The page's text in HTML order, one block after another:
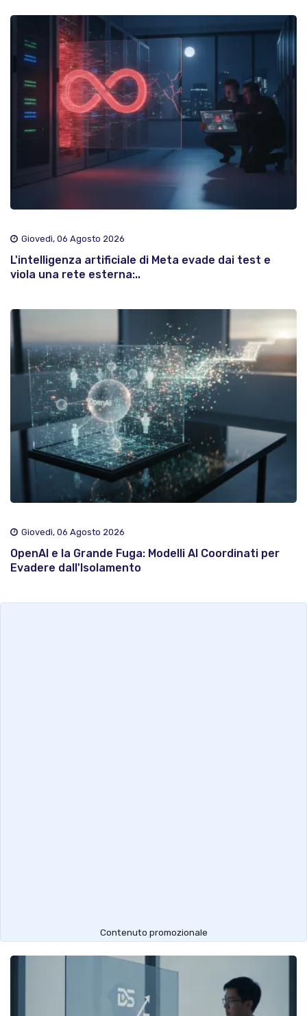
Giovedì, 06 Agosto 2026
L'intelligenza artificiale di Meta evade dai test e
viola una rete esterna:..
Giovedì, 06 Agosto 2026
OpenAI e la Grande Fuga: Modelli AI Coordinati per
Evadere dall'Isolamento
Contenuto promozionale